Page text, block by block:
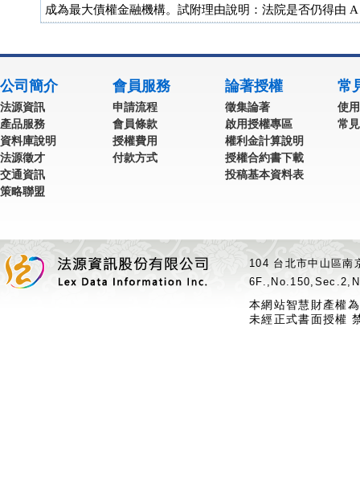
成為最大債權金融機構。試附理由說明：法院是否仍得由
公司簡介
法源資訊
產品服務
資料庫說明
法源徵才
交通資訊
策略聯盟
會員服務
申請流程
會員條款
授權費用
付款方式
論著授權
徵集論著
啟用授權專區
權利金計算說明
授權合約書下載
投稿基本資料表
常
使
常
104 台北市中山區
本網站智慧財產權
未經正式書面授權